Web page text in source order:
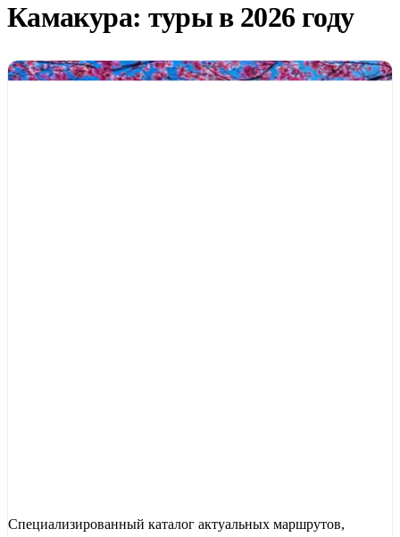
Камакура: туры в 2026 году
Специализированный каталог актуальных маршрутов,